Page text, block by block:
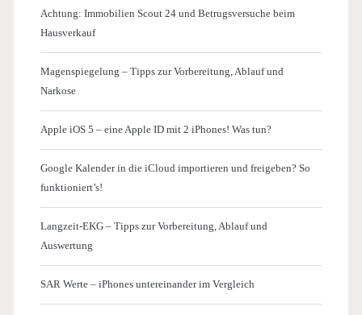
Achtung: Immobilien Scout 24 und Betrugsversuche beim
Hausverkauf
Magenspiegelung – Tipps zur Vorbereitung, Ablauf und
Narkose
Apple iOS 5 – eine Apple ID mit 2 iPhones! Was tun?
Google Kalender in die iCloud importieren und freigeben? So
funktioniert’s!
Langzeit-EKG – Tipps zur Vorbereitung, Ablauf und
Auswertung
SAR Werte – iPhones untereinander im Vergleich